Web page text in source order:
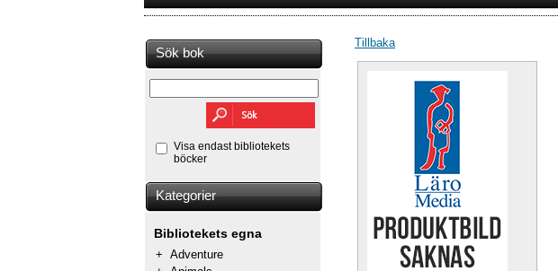
Sök bok
Visa endast bibliotekets
böcker
Kategorier
Bibliotekets egna
+ Adventure
Tillbaka